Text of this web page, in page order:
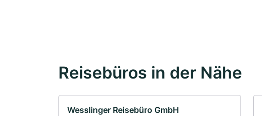
Reisebüros in der Nähe
Wesslinger Reisebüro GmbH